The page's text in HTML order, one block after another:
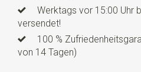
Werktags vor 15:00 Uhr
versendet!
100 %
von 14 Tagen)